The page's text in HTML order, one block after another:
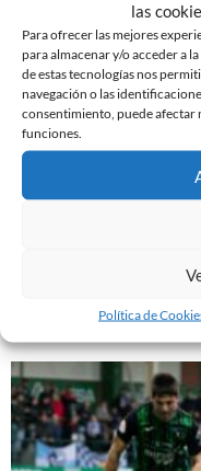
las
Para ofrecer las mejores
para almacenar y/o acceder a
de estas tecnologías nos
navegación o las
consentimiento, puede afectar
funciones.
Política de